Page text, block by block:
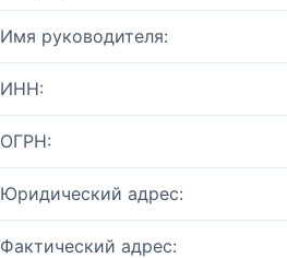
Имя руководителя:
ИНН:
ОГРН:
Юридический адрес:
Фактический адрес: